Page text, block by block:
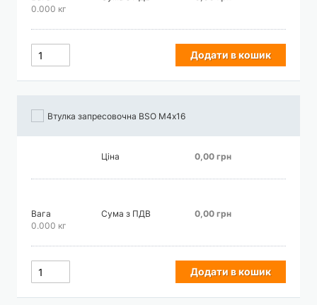
0.000 кг
Додати в кошик
Втулка запресовочна BSO М4х16
Ціна 0,00 грн
Вага
0.000 кг
Сума з ПДВ 0,00 грн
Додати в кошик